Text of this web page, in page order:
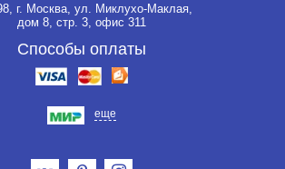
г. Москва, ул. Миклухо-Маклая,
дом 8, стр. 3, офис 311
Способы оплаты
еще